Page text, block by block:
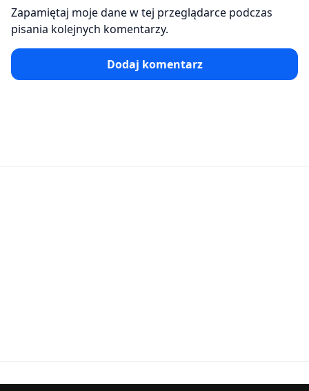
Zapamiętaj moje dane w tej przeglądarce podczas
pisania kolejnych komentarzy.
Dodaj komentarz